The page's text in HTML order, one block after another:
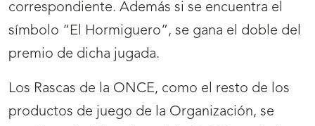
correspondiente. Además si se encuentra el
símbolo “El Hormiguero”, se gana el doble del
premio de dicha jugada.
Los Rascas de la ONCE, como el resto de los
productos de juego de la Organización, se